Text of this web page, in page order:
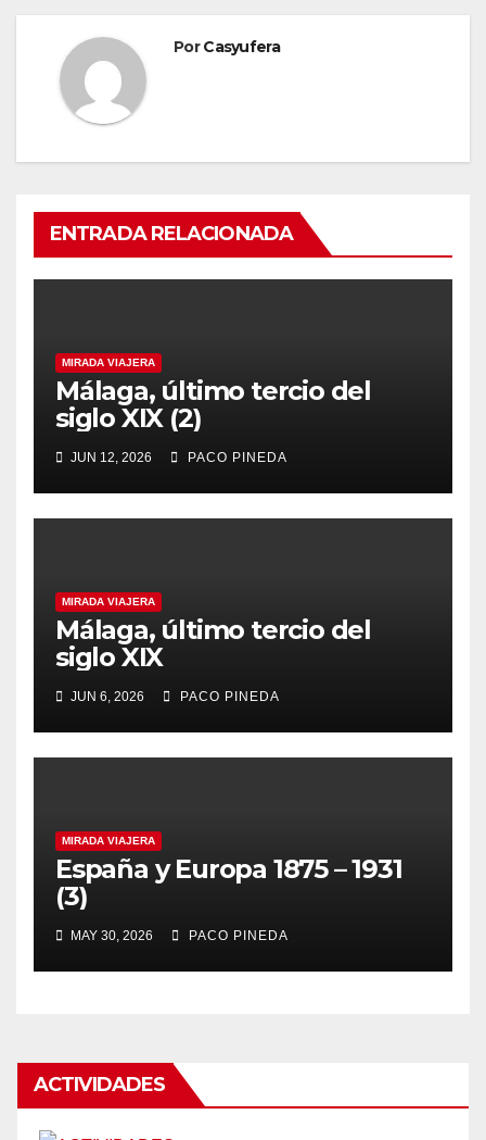
PorCasyufera
ENTRADA RELACIONADA
MIRADA VIAJERA
Málaga, último tercio del
siglo XIX (2)
JUN 12, 2026 PACO PINEDA
MIRADA VIAJERA
Málaga, último tercio del
siglo XIX
JUN 6, 2026 PACO PINEDA
MIRADA VIAJERA
España y Europa 1875 – 1931
(3)
MAY 30, 2026 PACO PINEDA
ACTIVIDADES